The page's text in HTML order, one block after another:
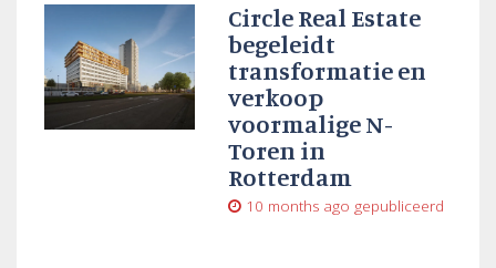
Circle Real Estate
begeleidt
transformatie en
verkoop
voormalige N-
Toren in
Rotterdam
10 months ago gepubliceerd